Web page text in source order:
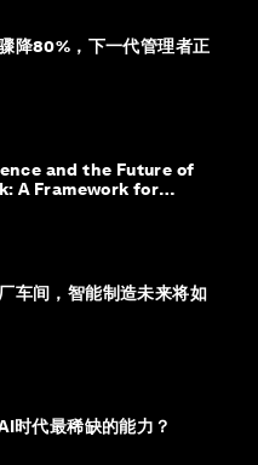
降80%，下一代管理者正
and the Future of
A Framework for
车间，智能制造未来将如
时代最稀缺的能力？